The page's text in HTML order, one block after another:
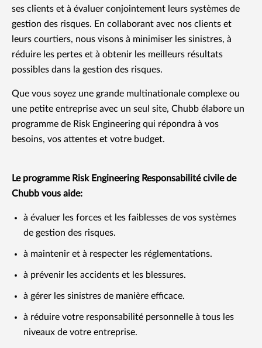
ses clients et à évaluer conjointement leurs systèmes de
gestion des risques. En collaborant avec nos clients et
leurs courtiers, nous visons à minimiser les sinistres, à
réduire les pertes et à obtenir les meilleurs résultats
possibles dans la gestion des risques.
Que vous soyez une grande multinationale complexe ou
une petite entreprise avec un seul site, Chubb élabore un
programme de Risk Engineering qui répondra à vos
besoins, vos attentes et votre budget.
Le programme Risk Engineering Responsabilité civile de
Chubb vous aide:
à évaluer les forces et les faiblesses de vos systèmes
de gestion des risques.
à maintenir et à respecter les réglementations.
à prévenir les accidents et les blessures.
à gérer les sinistres de manière efficace.
à réduire votre responsabilité personnelle à tous les
niveaux de votre entreprise.